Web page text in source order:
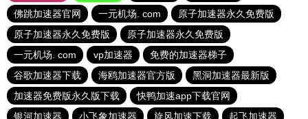
佛跳加速器官网
一元机场. com
原子加速器永久免费版
原子加速器永久免费版
原子加速器永久免费版
一元机场. com
vp加速器
免费的加速器梯子
谷歌加速器下载
海鸥加速器官方版
黑洞加速器最新版
加速器免费版永久版下载
快鸭加速app下载官网
银河加速器
小飞象加速器 旋风加速下载 起飞加速器